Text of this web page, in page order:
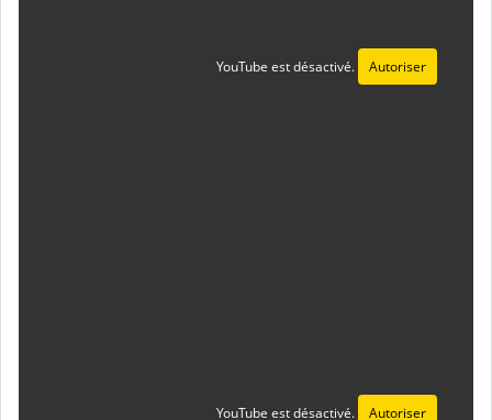
YouTube est désactivé. Autoriser
YouTube est désactivé. Autoriser